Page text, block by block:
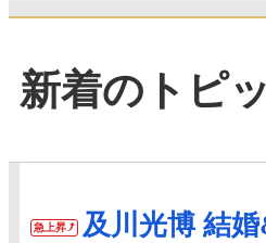
新着のトピ
急上昇
及川光博 結